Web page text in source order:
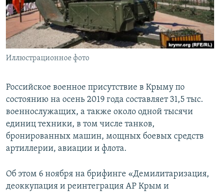
ПОБЕДИТЕЛЕЙ НЕ СУДЯТ?
КРЫМ.НЕПОКОРЕННЫЙ
ELIFBE
УКРАИНСКАЯ ПРОБЛЕМА КРЫМА
ПРИСОЕДИНЯЙТЕСЬ!
Иллюстрационное фото
Российское военное присутствие в Крыму по
состоянию на осень 2019 года составляет 31,5 тыс.
военнослужащих, а также около одной тысячи
единиц техники, в том числе танков,
бронированных машин, мощных боевых средств
артиллерии, авиации и флота.
Об этом 6 ноября на брифинге «Демилитаризация,
деоккупация и реинтеграция АР Крым и